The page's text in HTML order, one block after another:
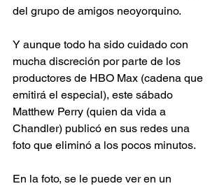
del grupo de amigos neoyorquino.
Y aunque todo ha sido cuidado con
mucha discreción por parte de los
productores de HBO Max (cadena que
emitirá el especial), este sábado
Matthew Perry (quien da vida a
Chandler) publicó en sus redes una
foto que eliminó a los pocos minutos.
En la foto, se le puede ver en un